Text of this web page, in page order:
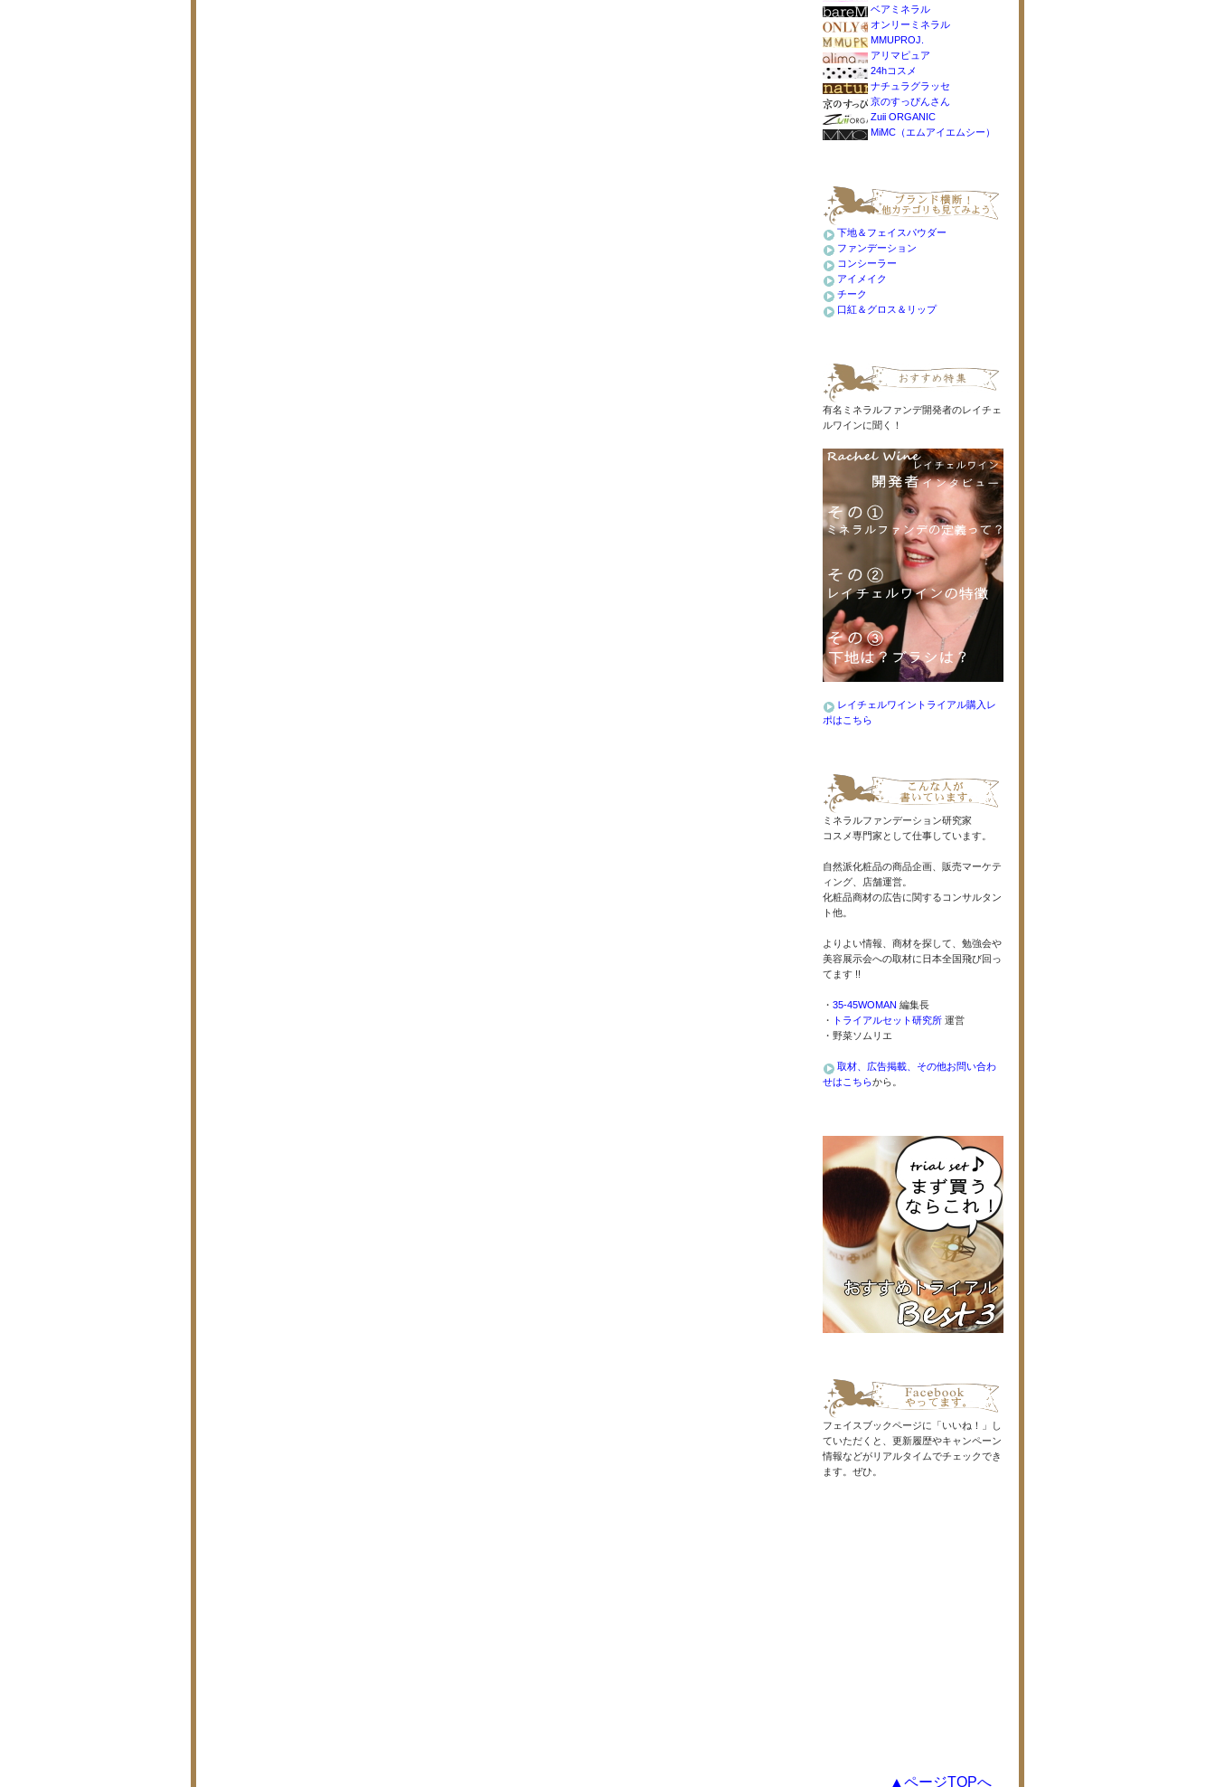
ベアミネラル
オンリーミネラル
MMUPROJ.
アリマピュア
24hコスメ
ナチュラグラッセ
京のすっぴんさん
Zuii ORGANIC
MiMC（エムアイエムシー）
下地＆フェイスパウダー
ファンデーション
コンシーラー
アイメイク
チーク
口紅＆グロス＆リップ
有名ミネラルファンデ開発者のレイチェ
ルワインに聞く！
レイチェルワイントライアル購入レ
ポはこちら
ミネラルファンデーション研究家
コスメ専門家として仕事しています。
自然派化粧品の商品企画、販売マーケテ
ィング、店舗運営。
化粧品商材の広告に関するコンサルタン
ト他。
よりよい情報、商材を探して、勉強会や
美容展示会への取材に日本全国飛び回っ
てます !!
・ 35-45WOMAN 編集長
・
トライアルセット研究所 運営
・野菜ソムリエ
取材、広告掲載、その他お問い合わ
せはこちらから。
フェイスブックページに「いいね！」し
ていただくと、更新履歴やキャンペーン
情報などがリアルタイムでチェックでき
ます。ぜひ。
▲ページTOPへ